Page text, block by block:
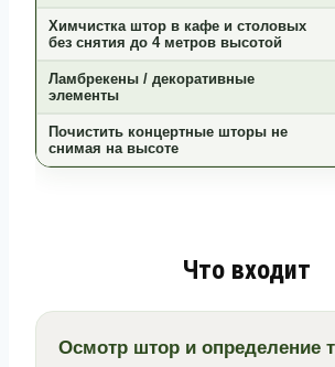
Химчистка штор в кафе и столовых
без снятия до 4 метров высотой
Ламбрекены / декоративные
элементы
Почистить концертные шторы не
снимая на высоте
Что входит
Осмотр штор и определение